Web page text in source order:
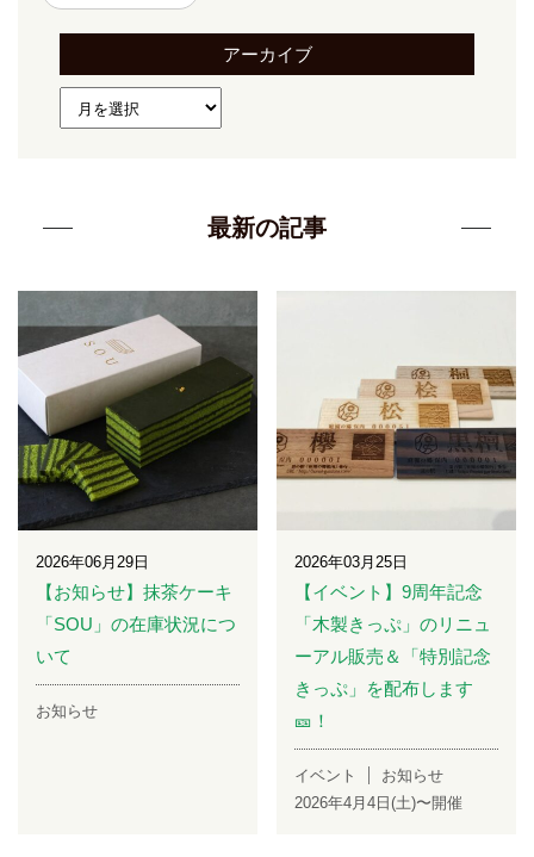
アーカイブ
最新の記事
2026年06月29日
【お知らせ】抹茶ケーキ
「SOU」の在庫状況につ
いて
お知らせ
2026年03月25日
【イベント】9周年記念
「木製きっぷ」のリニュ
ーアル販売＆「特別記念
きっぷ」を配布します
🎫！
イベント
お知らせ
2026年4月4日(土)〜開催